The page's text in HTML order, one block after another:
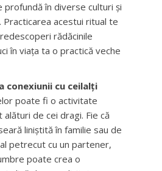
profundă în diverse culturi și
acestui ritual te
rădăcinile
în viața ta o practică veche
conexiunii cu ceilalți
poate fi o activitate
alături de cei dragi. Fie că
liniștită în familie sau de
petrecut cu un partener,
poate crea o